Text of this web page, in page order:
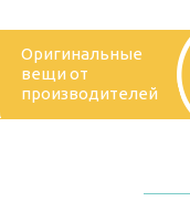
Оригинальные
вещи от
производителей